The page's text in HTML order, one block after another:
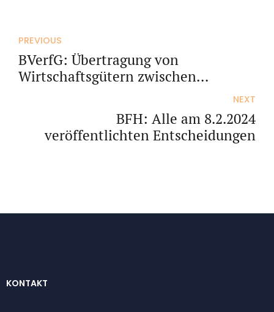
PREVIOUS
BVerfG: Übertragung von
Wirtschaftsgütern zwischen
Schwesterpersonengesellschaften
NEXT
BFH: Alle am 8.2.2024
veröffentlichten Entscheidungen
KONTAKT